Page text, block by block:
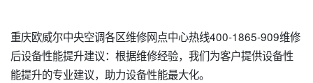
重庆欧威尔中央空调各区维修网点中心热线400-1865-909维修
后设备性能提升建议：根据维修经验，我们为客户提供设备性
能提升的专业建议，助力设备性能最大化。